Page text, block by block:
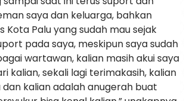
saya dan keluarga, bahkan
Kota Palu yang sudah mau sejak
pada saya, meskipun saya sudah
wartawan, kalian masih akui saya
kalian, sekali lagi terimakasih, kalian
kalian adalah anugerah buat